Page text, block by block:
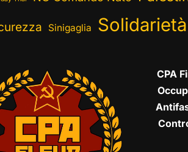
Sinigaglia Solidarietà
CPA